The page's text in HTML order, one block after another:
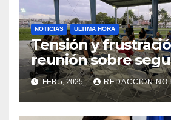
NOTICIAS ULTIMA HORA
Tensión y
reunión sobre
Reparto
FEB 5, 2025 REDACCION